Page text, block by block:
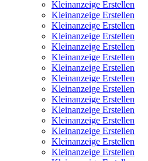
Kleinanzeige Erstellen
Kleinanzeige Erstellen
Kleinanzeige Erstellen
Kleinanzeige Erstellen
Kleinanzeige Erstellen
Kleinanzeige Erstellen
Kleinanzeige Erstellen
Kleinanzeige Erstellen
Kleinanzeige Erstellen
Kleinanzeige Erstellen
Kleinanzeige Erstellen
Kleinanzeige Erstellen
Kleinanzeige Erstellen
Kleinanzeige Erstellen
Kleinanzeige Erstellen